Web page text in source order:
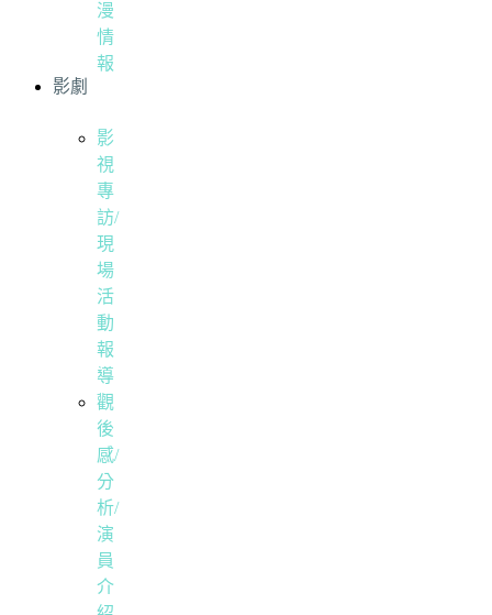
漫
情
報
影劇
影
視
專
訪/
現
場
活
動
報
導
觀
後
感/
分
析/
演
員
介